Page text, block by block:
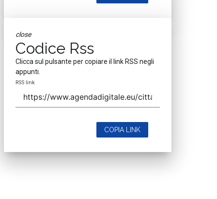
close
Codice Rss
Clicca sul pulsante per copiare il link RSS negli
appunti.
RSS link
COPIA LINK